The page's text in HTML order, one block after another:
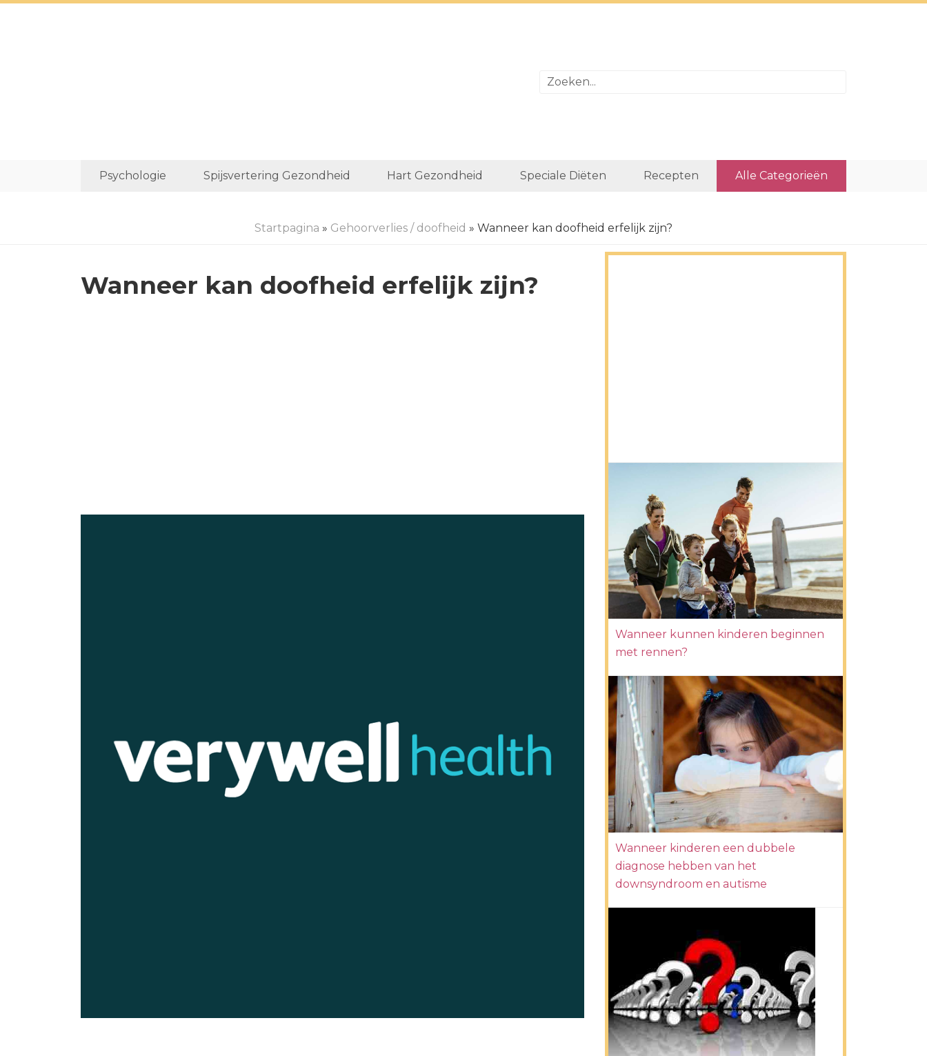
Psychologie Spijsvertering Gezondheid Hart Gezondheid Speciale Diëten Recepten Alle Categorieën
Startpagina » Gehoorverlies / doofheid » Wanneer kan doofheid erfelijk zijn?
Wanneer kan doofheid erfelijk zijn?
Wanneer kunnen kinderen beginnen
met rennen?
Wanneer kinderen een dubbele
diagnose hebben van het
downsyndroom en autisme